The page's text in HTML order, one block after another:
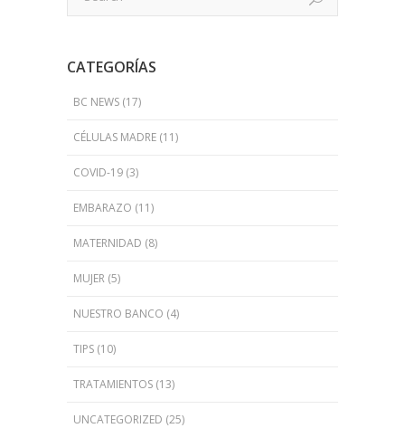
CATEGORÍAS
BC NEWS (17)
CÉLULAS MADRE (11)
COVID-19 (3)
EMBARAZO (11)
MATERNIDAD (8)
MUJER (5)
NUESTRO BANCO (4)
TIPS (10)
TRATAMIENTOS (13)
UNCATEGORIZED (25)